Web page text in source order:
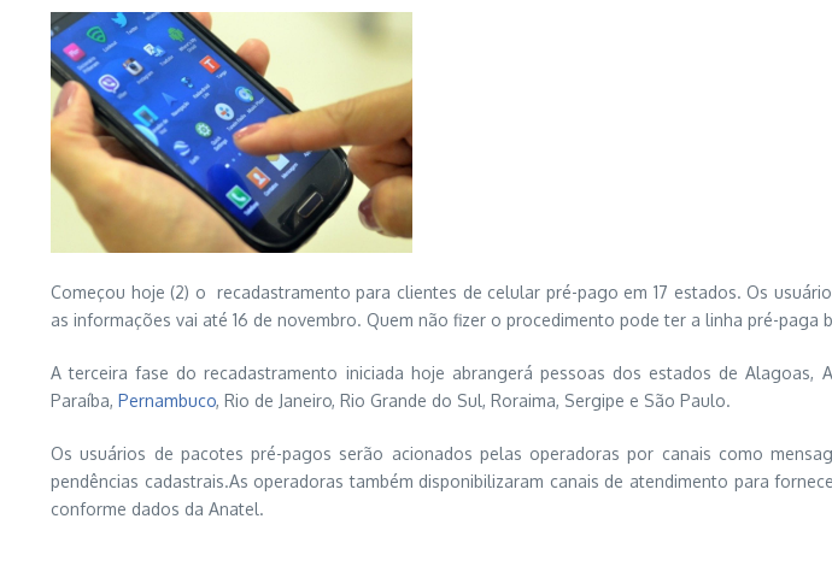
Começou hoje (2) o recadastramento para clientes de celular pré-pago em 17 estados. Os
as informações vai até 16 de novembro. Quem não fizer o procedimento pode ter a linha pré-paga
A terceira fase do recadastramento iniciada hoje abrangerá pessoas dos estados de Alagoas,
Paraíba, Pernambuco, Rio de Janeiro, Rio Grande do Sul, Roraima, Sergipe e São Paulo.
Os usuários de pacotes pré-pagos serão acionados pelas operadoras por canais como
pendências cadastrais.As operadoras também disponibilizaram canais de atendimento para
conforme dados da Anatel.